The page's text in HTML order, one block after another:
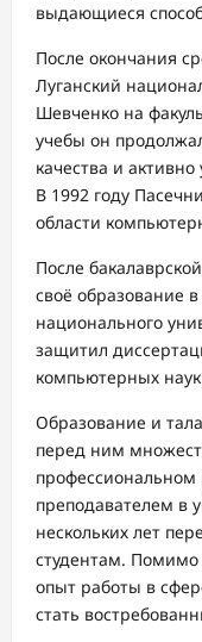
выдающиеся
После окончания
Луганский
Шевченко на
учебы он
качества и
В 1992 году
области
После
своё образование
национального
защитил
компьютерных
Образование и
перед ним
профессиональном
преподавателем в
нескольких лет
студентам. Помимо
опыт работы в
стать